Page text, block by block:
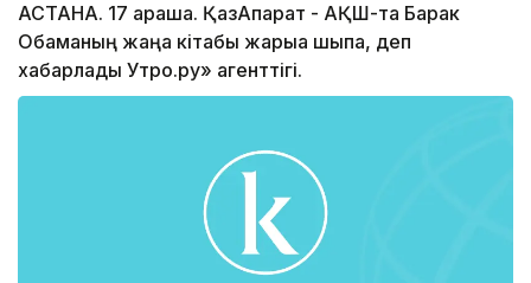
АСТАНА. 17 қараша. ҚазАқпарат - АҚШ-та Барак
Обаманың жаңа кітабы жарыққа шықпақ, деп
хабарлады Утро.ру» агенттігі.